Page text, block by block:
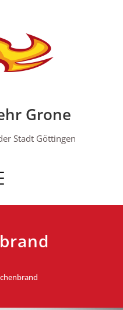
Grone
Stadt Göttingen
Navigation